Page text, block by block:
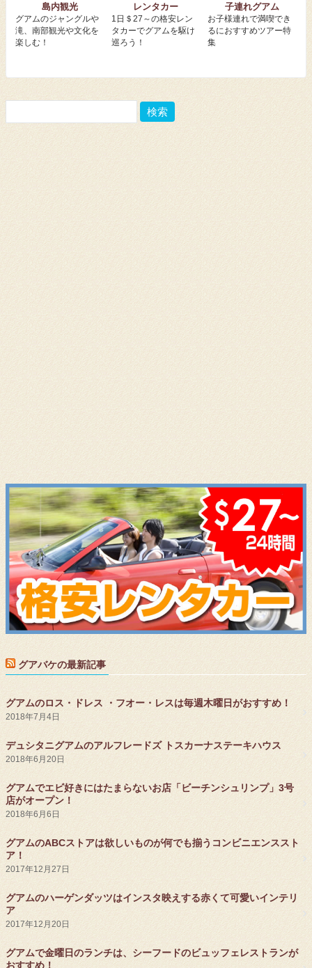
島内観光
グアムのジャングルや
滝、南部観光や文化を
楽しむ！
レンタカー
1日＄27～の格安レン
タカーでグアムを駆け
巡ろう！
子連れグアム
お子様連れで満喫でき
るにおすすめツアー特
集
グアバケの最新記事
グアムのロス・ドレス ・フオー・レスは毎週木曜日がおすすめ！
2018年7月4日
デュシタニグアムのアルフレードズ トスカーナステーキハウス
2018年6月20日
グアムでエビ好きにはたまらないお店「ビーチンシュリンプ」3号
店がオープン！
2018年6月6日
グアムのABCストアは欲しいものが何でも揃うコンビニエンススト
ア！
2017年12月27日
グアムのハーゲンダッツはインスタ映えする赤くて可愛いインテリ
ア
2017年12月20日
グアムで金曜日のランチは、シーフードのビュッフェレストランが
おすすめ！